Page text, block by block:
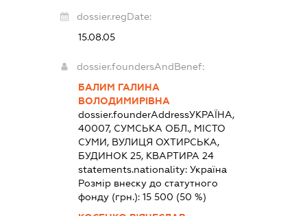
dossier.regDate:
15.08.05
dossier.foundersAndBenef:
БАЛИМ ГАЛИНА
ВОЛОДИМИРІВНА
dossier.founderAddressУКРАЇНА,
40007, СУМСЬКА ОБЛ., МІСТО
СУМИ, ВУЛИЦЯ ОХТИРСЬКА,
БУДИНОК 25, КВАРТИРА 24
statements.nationality: Україна
Розмір внеску до статутного
фонду (грн.): 15 500 (50 %)